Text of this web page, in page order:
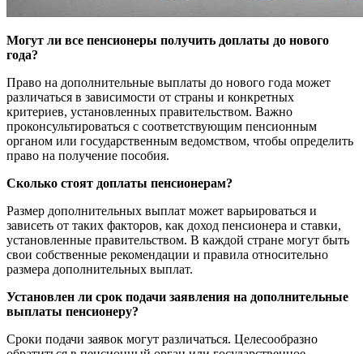
Могут ли все пенсионеры получить доплаты до нового
года?
Право на дополнительные выплаты до нового года может
различаться в зависимости от страны и конкретных
критериев, установленных правительством. Важно
проконсультироваться с соответствующим пенсионным
органом или государственным ведомством, чтобы определить
право на получение пособия.
Сколько стоят доплаты пенсионерам?
Размер дополнительных выплат может варьироваться и
зависеть от таких факторов, как доход пенсионера и ставки,
установленные правительством. В каждой стране могут быть
свои собственные рекомендации и правила относительно
размера дополнительных выплат.
Установлен ли срок подачи заявления на дополнительные
выплаты пенсионеру?
Сроки подачи заявок могут различаться. Целесообразно